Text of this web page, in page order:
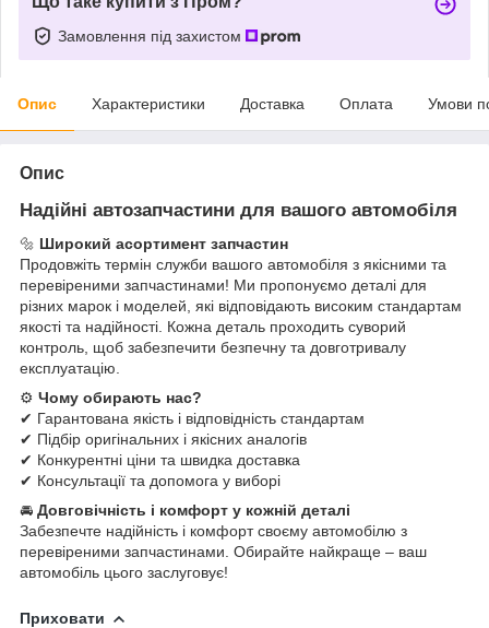
Замовлення під захистом
Опис Характеристики Доставка Оплата Умови
Опис
Надійні автозапчастини для вашого автомобіля
🔩 Широкий асортимент запчастин
Продовжіть термін служби вашого автомобіля з якісними та
перевіреними запчастинами! Ми пропонуємо деталі для
різних марок і моделей, які відповідають високим стандартам
якості та надійності. Кожна деталь проходить суворий
контроль, щоб забезпечити безпечну та довготривалу
експлуатацію.
⚙ Чому обирають нас?
✔ Гарантована якість і відповідність стандартам
✔ Підбір оригінальних і якісних аналогів
✔ Конкурентні ціни та швидка доставка
✔ Консультації та допомога у виборі
🚘 Довговічність і комфорт у кожній деталі
Забезпечте надійність і комфорт своєму автомобілю з
перевіреними запчастинами. Обирайте найкраще – ваш
автомобіль цього заслуговує!
Приховати